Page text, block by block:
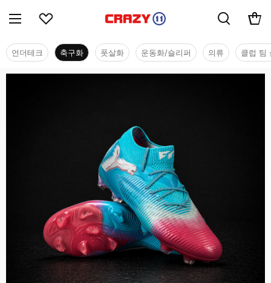
언더테크 축구화 풋살화 운동화/슬리퍼 의류 클럽 팀
축구화